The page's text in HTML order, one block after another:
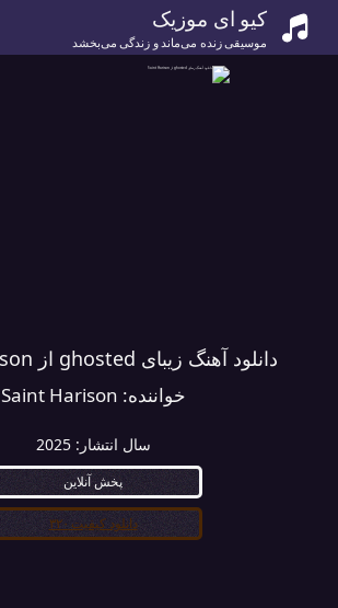
کیو ای موزیک
موسیقی زنده می‌ماند و زندگی می‌بخشد
دانلود آهنگ زیبای ghosted از Saint Harison
خواننده: Saint Harison
سال انتشار:2025
پخش آنلاین
دانلود کیفیت ۳۲۰